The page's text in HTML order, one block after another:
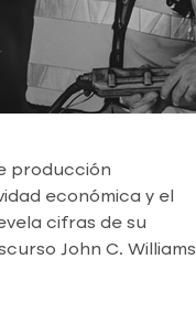
producción
económica y el
cifras de su
John C. Williams